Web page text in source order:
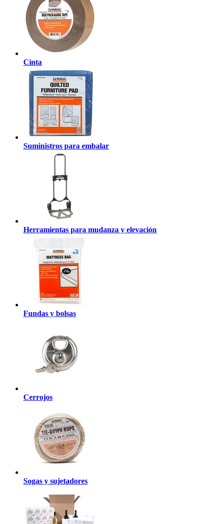
Cinta
Suministros para embalar
Herramientas para mudanza y elevación
Fundas y bolsas
Cerrojos
Sogas y sujetadores